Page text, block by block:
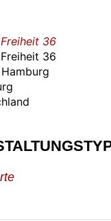
36
36